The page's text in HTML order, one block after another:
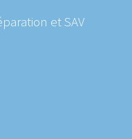
et SAV